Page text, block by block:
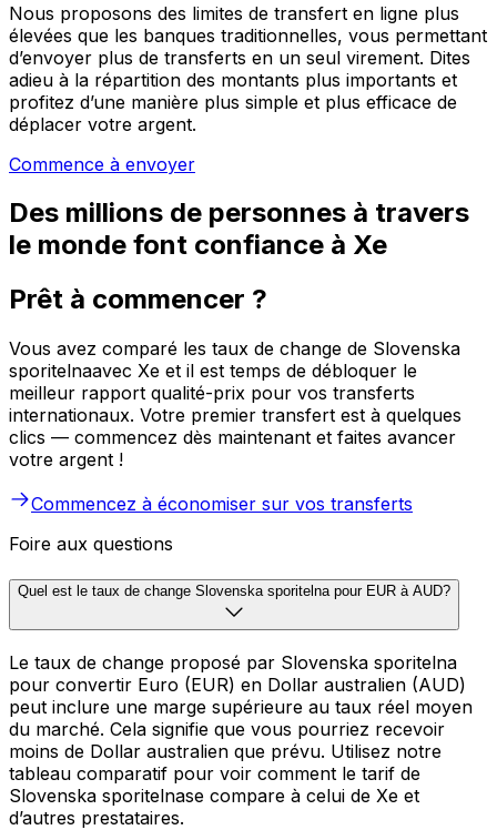
Nous proposons des limites de transfert en ligne plus
élevées que les banques traditionnelles, vous permettant
d’envoyer plus de transferts en un seul virement. Dites
adieu à la répartition des montants plus importants et
profitez d’une manière plus simple et plus efficace de
déplacer votre argent.
Commence à envoyer
Des millions de personnes à travers
le monde font confiance à Xe
Prêt à commencer ?
Vous avez comparé les taux de change de Slovenska
sporitelnaavec Xe et il est temps de débloquer le
meilleur rapport qualité-prix pour vos transferts
internationaux. Votre premier transfert est à quelques
clics — commencez dès maintenant et faites avancer
votre argent !
Commencez à économiser sur vos transferts
Foire aux questions
Quel est le taux de change Slovenska sporitelna pour EUR à AUD?
Le taux de change proposé par Slovenska sporitelna
pour convertir Euro (EUR) en Dollar australien (AUD)
peut inclure une marge supérieure au taux réel moyen
du marché. Cela signifie que vous pourriez recevoir
moins de Dollar australien que prévu. Utilisez notre
tableau comparatif pour voir comment le tarif de
Slovenska sporitelnase compare à celui de Xe et
d’autres prestataires.